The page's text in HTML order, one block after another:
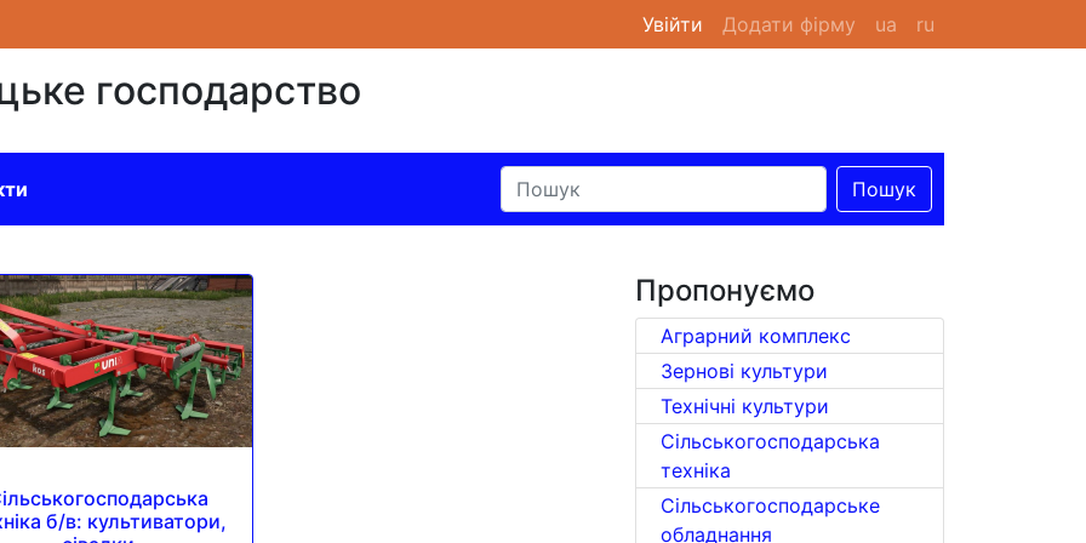
Увійти (current)
Додати фірму ua ru
господарство
Пошук
б/в: культиватори,
Пропонуємо
Аграрний комплекс
Зернові культури
Технічні культури
Сільськогосподарська
техніка
Сільськогосподарське
обладнання